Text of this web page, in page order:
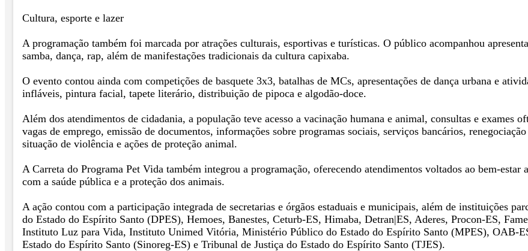
Cultura, esporte e lazer
A programação também foi marcada por atrações culturais, esportivas e turísticas. O público acompanhou
samba, dança, rap, além de manifestações tradicionais da cultura capixaba.
O evento contou ainda com competições de basquete 3x3, batalhas de MCs, apresentações de dança urbana e
infláveis, pintura facial, tapete literário, distribuição de pipoca e algodão-doce.
Além dos atendimentos de cidadania, a população teve acesso a vacinação humana e animal, consultas e exames
vagas de emprego, emissão de documentos, informações sobre programas sociais, serviços bancários,
situação de violência e ações de proteção animal.
A Carreta do Programa Pet Vida também integrou a programação, oferecendo atendimentos voltados ao bem-
com a saúde pública e a proteção dos animais.
A ação contou com a participação integrada de secretarias e órgãos estaduais e municipais, além de instituições
do Estado do Espírito Santo (DPES), Hemoes, Banestes, Ceturb-ES, Himaba, Detran|ES, Aderes, Procon-ES,
Instituto Luz para Vida, Instituto Unimed Vitória, Ministério Público do Estado do Espírito Santo (MPES), OAB-
Estado do Espírito Santo (Sinoreg-ES) e Tribunal de Justiça do Estado do Espírito Santo (TJES).